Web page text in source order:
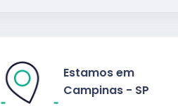
Estamos em
Campinas - SP